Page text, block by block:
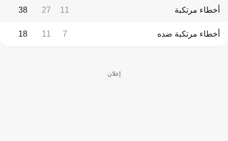
أخطاء مرتكبة 11
27
38
أخطاء مرتكبة ضده 7
11
18
إعلان